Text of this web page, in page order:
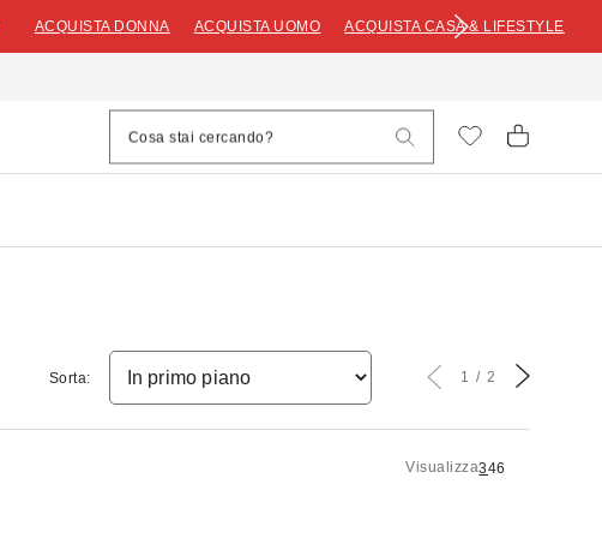
ACQUISTA DONNA ACQUISTA UOMO ACQUISTA CASA & LIFESTYLE
Visualizza346
Sorta: 1 2